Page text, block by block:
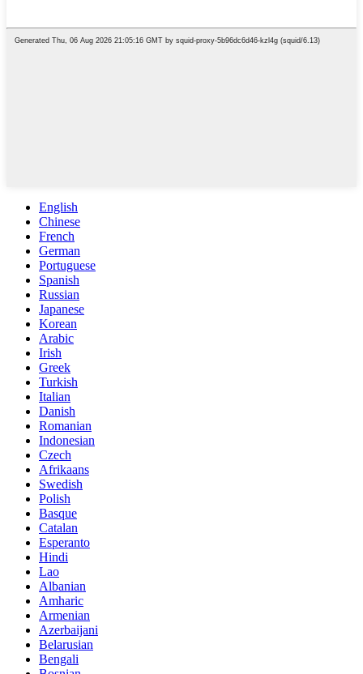
English
Chinese
French
German
Portuguese
Spanish
Russian
Japanese
Korean
Arabic
Irish
Greek
Turkish
Italian
Danish
Romanian
Indonesian
Czech
Afrikaans
Swedish
Polish
Basque
Catalan
Esperanto
Hindi
Lao
Albanian
Amharic
Armenian
Azerbaijani
Belarusian
Bengali